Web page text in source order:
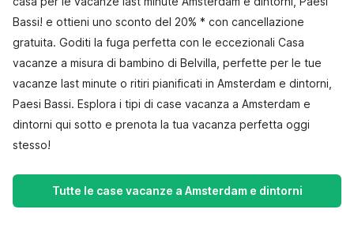
Bassi! e ottieni uno sconto del 20% * con cancellazione
gratuita. Goditi la fuga perfetta con le eccezionali Casa
vacanze a misura di bambino di Belvilla, perfette per le tue
vacanze last minute o ritiri pianificati in Amsterdam e dintorni,
Paesi Bassi. Esplora i tipi di case vacanza a Amsterdam e
dintorni qui sotto e prenota la tua vacanza perfetta oggi
stesso!
Tutte le case vacanze a Amsterdam e dintorni